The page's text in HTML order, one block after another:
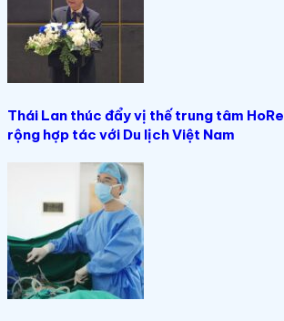
Thái Lan thúc đẩy vị thế trung tâm
rộng hợp tác với Du lịch Việt Nam